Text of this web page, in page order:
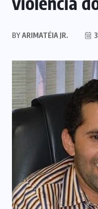
BYARIMATÉIA JR.